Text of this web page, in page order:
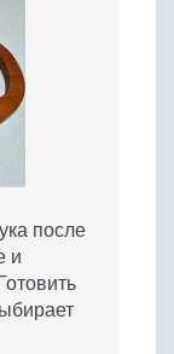
после
и